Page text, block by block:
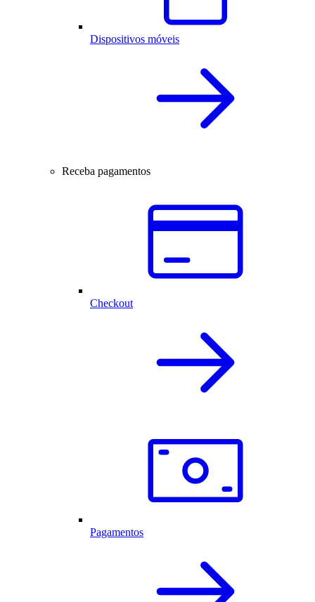
Dispositivos móveis
Receba pagamentos
Checkout
Pagamentos